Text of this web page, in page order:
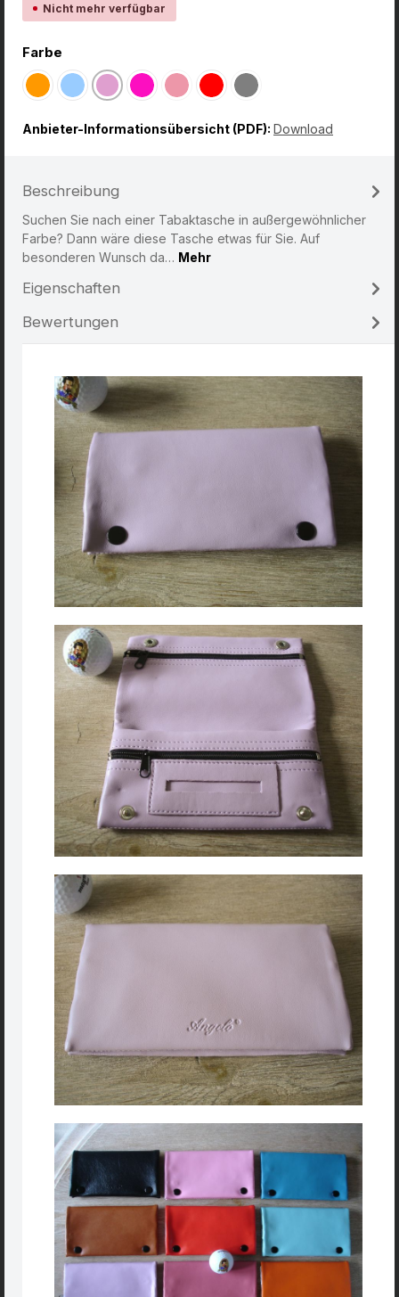
Nicht mehr verfügbar
Farbe
OrangeHellblau
Lila
(Diese Option ist zurzeit nicht verfügbar.)
Pink Rosa
(Diese Option ist zurzeit nicht verfügbar.)
Rot Schwarz
(Diese Option ist zurzeit
Anbieter-Informationsübersicht (PDF): Download
Beschreibung
Suchen Sie nach einer Tabaktasche in außergewöhnlicher
Farbe? Dann wäre diese Tasche etwas für Sie. Auf
besonderen Wunsch da… Mehr
Eigenschaften
Bewertungen